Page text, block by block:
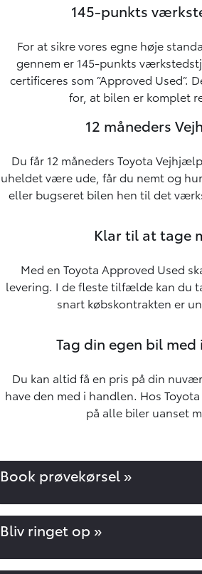
145-punkts
For at sikre vores egne høje
gennem er 145-punkts
certificeres som ”Approved Used”.
for, at bilen er komplet
12 måneders
Du får 12 måneders Toyota
uheldet være ude, får du nemt og
eller bugseret bilen hen til det
Klar til at tage
Med en Toyota Approved Used
levering. I de fleste tilfælde kan du
snart købskontrakten er
Tag din egen bil med
Du kan altid få en pris på din
have den med i handlen. Hos
på alle biler uanset
Book prøvekørsel »
Bliv ringet op »